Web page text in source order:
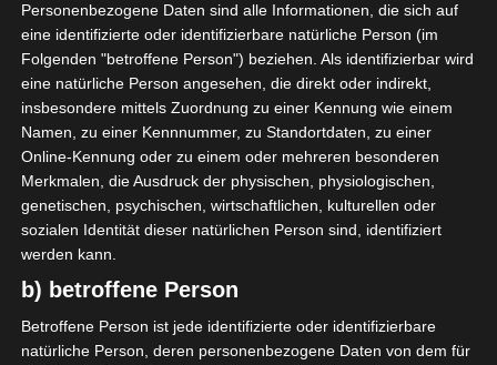
Club Africain
Tunis (CA) 0
Stade Tunisien
(ST) 0
ENDERGEBNIS
Stade Hammadi Agrebi (Stadion des 14
Januar)
Personenbezogene Daten sind alle Informationen, die sich auf
eine identifizierte oder identifizierbare natürliche Person (im
Folgenden "betroffene Person") beziehen. Als identifizierbar wird
eine natürliche Person angesehen, die direkt oder indirekt,
insbesondere mittels Zuordnung zu einer Kennung wie einem
Namen, zu einer Kennnummer, zu Standortdaten, zu einer
Online-Kennung oder zu einem oder mehreren besonderen
Merkmalen, die Ausdruck der physischen, physiologischen,
genetischen, psychischen, wirtschaftlichen, kulturellen oder
sozialen Identität dieser natürlichen Person sind, identifiziert
werden kann.
b) betroffene Person
Betroffene Person ist jede identifizierte oder identifizierbare
natürliche Person, deren personenbezogene Daten von dem für